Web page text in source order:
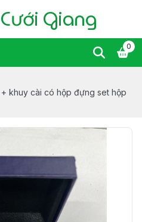
Giang
0
khuy cài có hộp đựng set hộp